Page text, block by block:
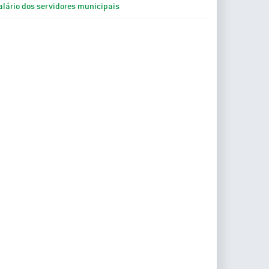
dos servidores municipais